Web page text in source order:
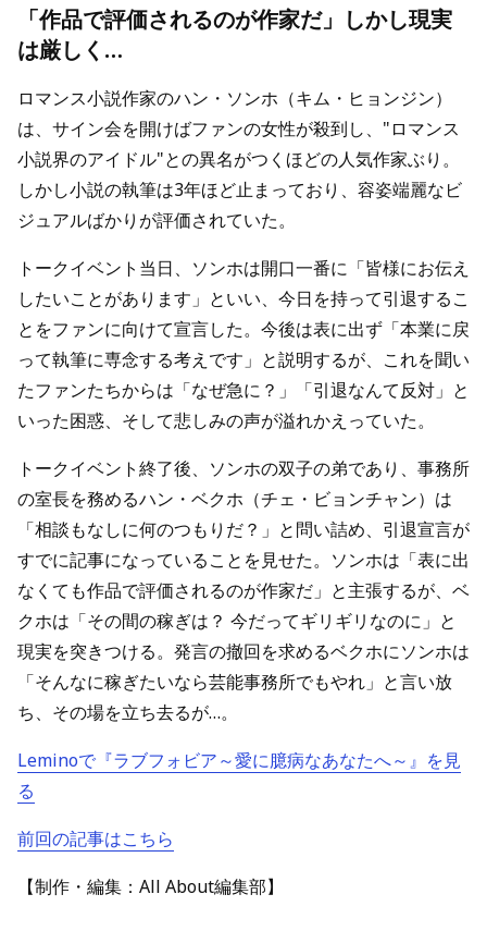
「作品で評価されるのが作家だ」しかし現実
は厳しく…
ロマンス小説作家のハン・ソンホ（キム・ヒョンジン）
は、サイン会を開けばファンの女性が殺到し、"ロマンス
小説界のアイドル"との異名がつくほどの人気作家ぶり。
しかし小説の執筆は3年ほど止まっており、容姿端麗なビ
ジュアルばかりが評価されていた。
トークイベント当日、ソンホは開口一番に「皆様にお伝え
したいことがあります」といい、今日を持って引退するこ
とをファンに向けて宣言した。今後は表に出ず「本業に戻
って執筆に専念する考えです」と説明するが、これを聞い
たファンたちからは「なぜ急に？」「引退なんて反対」と
いった困惑、そして悲しみの声が溢れかえっていた。
トークイベント終了後、ソンホの双子の弟であり、事務所
の室長を務めるハン・ベクホ（チェ・ビョンチャン）は
「相談もなしに何のつもりだ？」と問い詰め、引退宣言が
すでに記事になっていることを見せた。ソンホは「表に出
なくても作品で評価されるのが作家だ」と主張するが、ベ
クホは「その間の稼ぎは？ 今だってギリギリなのに」と
現実を突きつける。発言の撤回を求めるベクホにソンホは
「そんなに稼ぎたいなら芸能事務所でもやれ」と言い放
ち、その場を立ち去るが…。
Leminoで『ラブフォビア～愛に臆病なあなたへ～』を見
る
前回の記事はこちら
【制作・編集：All About編集部】